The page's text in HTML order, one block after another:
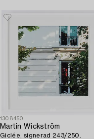
1308450
Martin Wickström
Giclée, signerad 243/250.